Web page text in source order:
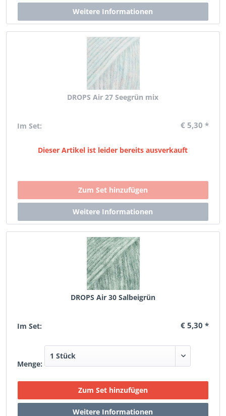
DROPS Air 27 Seegrün mix
Im Set: € 5,30 *
Dieser Artikel ist leider bereits ausverkauft
DROPS Air 30 Salbeigrün
Im Set: € 5,30 *
Menge: